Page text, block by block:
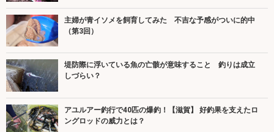
主婦が青イソメを飼育してみた 不吉な予感がついに的中
（第3回）
堤防際に浮いている魚の亡骸が意味すること 釣りは成立
しづらい？
アユルアー釣行で40匹の爆釣！【滋賀】 好釣果を支えたロ
ングロッドの威力とは？